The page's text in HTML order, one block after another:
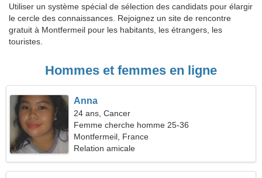
Utiliser un système spécial de sélection des candidats pour élargir
le cercle des connaissances. Rejoignez un site de rencontre
gratuit à Montfermeil pour les habitants, les étrangers, les
touristes.
Hommes et femmes en ligne
Anna
24 ans, Cancer
Femme cherche homme 25-36
Montfermeil, France
Relation amicale